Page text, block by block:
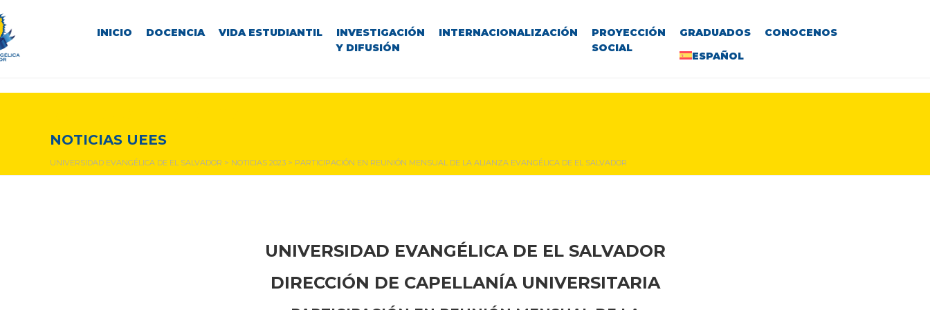
INICIO DOCENCIA VIDA ESTUDIANTIL
INVESTIGACIÓN
Y DIFUSIÓN
INTERNACIONALIZACIÓN
PROYECCIÓN
SOCIAL
GRADUADOS
CONOCENOS
ESPAÑOL
NOTICIAS UEES
UNIVERSIDAD EVANGÉLICA DE EL SALVADOR > NOTICIAS 2023 > PARTICIPACIÓN EN REUNIÓN MENSUAL DE LA ALIANZA EVANGÉLICA DE EL SALVADOR
UNIVERSIDAD EVANGÉLICA DE EL SALVADOR
DIRECCIÓN DE CAPELLANÍA UNIVERSITARIA